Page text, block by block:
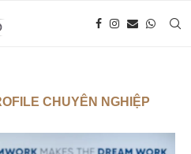
CHUYÊN NGHIỆP